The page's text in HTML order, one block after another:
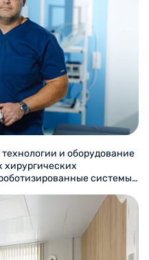
и оборудование
хирургических
системы,
точностью. Лазерные
помогают
и снизить риски
и УЗИ-аппараты
детальную